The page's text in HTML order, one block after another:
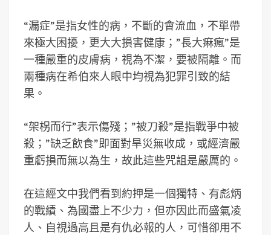
“漏症”是指女性的病，不斷的會流血，不單帶
來極大困擾，更大大損害健康；”長大痳瘋”是
一種嚴重的皮膚病，視為不潔，要被隔離。而
兩種病在希伯來人眼中均視為犯罪引致的結
果。
“架柺而行”表示傷殘；”被刀殺”是指戰爭中被
殺；”缺乏飲食”即面對旱災無收成，或經濟嚴
重虧損而無以為生，故此這些咒詛是嚴厲的。
在這經文中我們看到約押是一個獨特、有彪炳
的戰績、為國盡上不少力，但亦因此而盛氣凌
人、自視過高且是有仇必報的人，可惜卻用不